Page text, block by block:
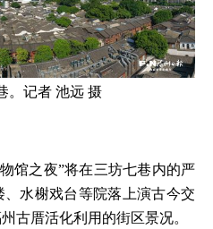
。记者 池远 摄
馆之夜”将在三坊七巷内的严
水榭戏台等院落上演古今交
古厝活化利用的街区景况。